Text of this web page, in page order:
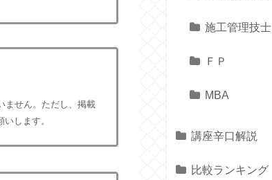
ません。ただし、掲載
します。
施工管理技士
ＦＰ
MBA
講座辛口解説
比較ランキング